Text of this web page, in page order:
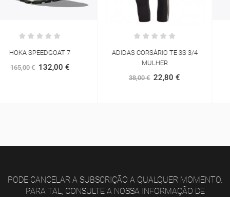
ADIDAS CORSÁRIO TE 3S 3/4
MULHER
HOKA SPEEDGOAT 7
165,00 €
PODE CANCELAR A SUBSCRIÇÃO A QUALQUER MOMENTO.
PARA TAL, CONSULTE A NOSSA INFORMAÇÃO DE